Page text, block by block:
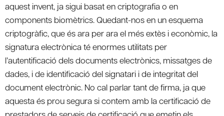
aquest invent, ja sigui basat en criptografia o en
components biomètrics. Quedant-nos en un esquema
criptogràfic, que és ara per ara el més extès i econòmic, la
signatura electrònica té enormes utilitats per
l’autentificació dels documents electrònics, missatges de
dades, i de identificació del signatari i de integritat del
document electrònic. No cal parlar tant de firma, ja que
aquesta és prou segura si contem amb la certificació de